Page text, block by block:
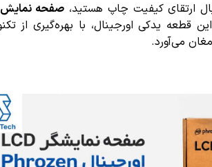
ارتقای کیفیت چاپ هستید،صفحه نمایش LCD اصلی ELEGOO
می‌آورد.